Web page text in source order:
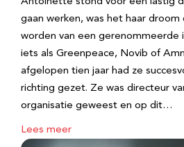
gaan werken, was het haar
worden van een gerenommeerde
iets als Greenpeace, Novib of
afgelopen tien jaar had ze
richting gezet. Ze was directeur
organisatie geweest en op dit…
Lees meer